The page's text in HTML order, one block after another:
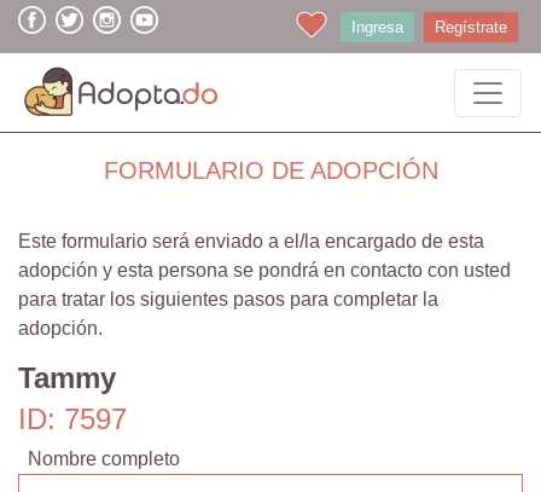
Ingresa Regístrate
FORMULARIO DE ADOPCIÓN
Este formulario será enviado a el/la encargado de esta
adopción y esta persona se pondrá en contacto con usted
para tratar los siguientes pasos para completar la
adopción.
Tammy
ID: 7597
Nombre completo